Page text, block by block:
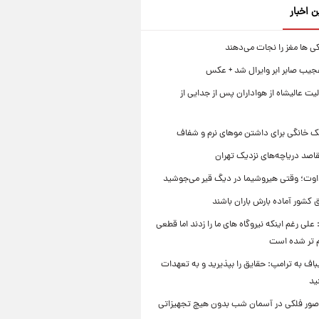
اخبار
ها مغز را نجات می‌دهند
صابر ابر وایرال شد + عکس
عالیشاه از هواداران پس از جدایی از
خانگی برای داشتن موهای نرم و شفاف
دریاچه‌های نزدیک تهران
وقتی هیروشیما در دیگ قیر می‌جوشید
کشور آماده بارش باران باشند
رغم اینکه نیروگاه های ما را زدند اما قطعی
تر شده است
به ترامپ: حقایق را بپذیرید و به تعهدات
فلکی در آسمان شب بدون هیچ تجهیزاتی